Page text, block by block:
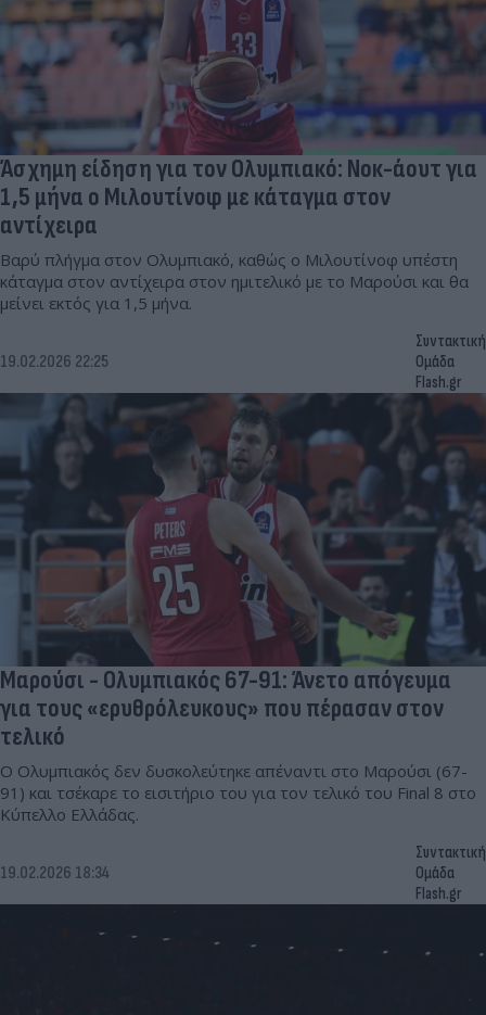
Άσχημη είδηση για τον Ολυμπιακό: Νοκ-άουτ για
1,5 μήνα ο Μιλουτίνοφ με κάταγμα στον
αντίχειρα
Βαρύ πλήγμα στον Ολυμπιακό, καθώς ο Μιλουτίνοφ υπέστη
κάταγμα στον αντίχειρα στον ημιτελικό με το Μαρούσι και θα
μείνει εκτός για 1,5 μήνα.
19.02.2026 22:25
Συντακτική
Ομάδα
Flash.gr
Μαρούσι - Ολυμπιακός 67-91: Άνετο απόγευμα
για τους «ερυθρόλευκους» που πέρασαν στον
τελικό
Ο Ολυμπιακός δεν δυσκολεύτηκε απέναντι στο Μαρούσι (67-
91) και τσέκαρε το εισιτήριο του για τον τελικό του Final 8 στο
Κύπελλο Ελλάδας.
19.02.2026 18:34
Συντακτική
Ομάδα
Flash.gr